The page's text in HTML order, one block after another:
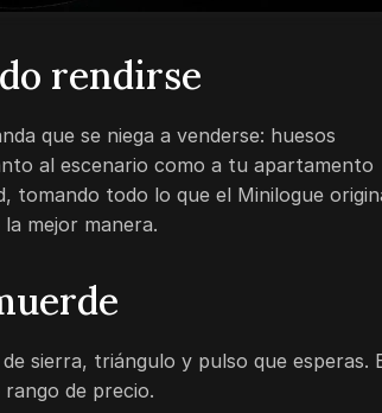
rendirse
que se niega a venderse: huesos
al escenario como a tu apartamento
tomando todo lo que el Minilogue
mejor manera.
sierra, triángulo y pulso que esperas.
de precio.